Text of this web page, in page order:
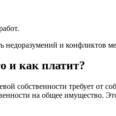
и конфликтов
и как платит?
собственности требует от
на общее имущество.